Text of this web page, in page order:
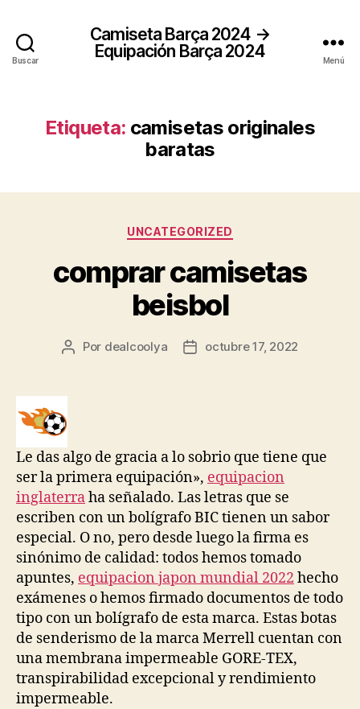
Buscar
Camiseta Barça 2024 →
Equipación Barça 2024
Menú
Etiqueta: camisetas originales
baratas
Categorías
UNCATEGORIZED
comprar camisetas
beisbol
Autor
entrada
Por dealcoolya
Fechaoctubre 17, 2022
Le das algo de gracia a lo sobrio que tiene que
ser la primera equipación», equipacion
inglaterraha señalado. Las letras que se
escriben con un bolígrafo BIC tienen un sabor
especial. O no, pero desde luego la firma es
sinónimo de calidad: todos hemos tomado
apuntes, equipacion japon mundial 2022 hecho
exámenes o hemos firmado documentos de todo
tipo con un bolígrafo de esta marca. Estas botas
de senderismo de la marca Merrell cuentan con
una membrana impermeable GORE-TEX,
transpirabilidad excepcional y rendimiento
impermeable.